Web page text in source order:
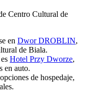
Centro Cultural de
en Dwor DROBLIN,
de Biala.
Hotel Przy Dworze,
en auto.
de hospedaje,